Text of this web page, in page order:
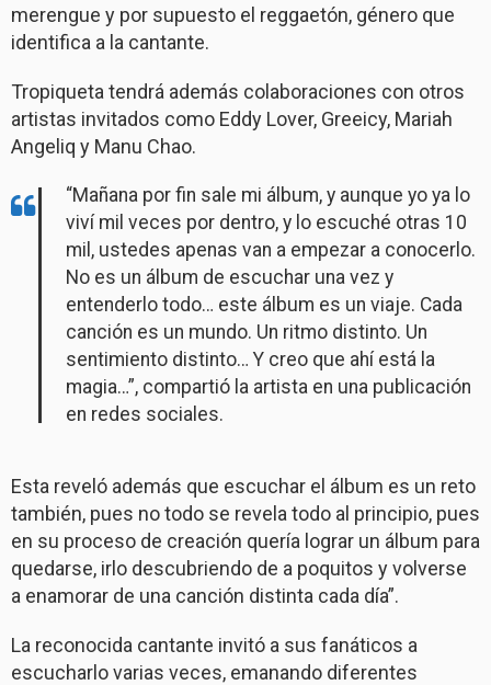
merengue y por supuesto el reggaetón, género que
identifica a la cantante.
Tropiqueta tendrá además colaboraciones con otros
artistas invitados como Eddy Lover, Greeicy, Mariah
Angeliq y Manu Chao.
“Mañana por fin sale mi álbum, y aunque yo ya lo
viví mil veces por dentro, y lo escuché otras 10
mil, ustedes apenas van a empezar a conocerlo.
No es un álbum de escuchar una vez y
entenderlo todo… este álbum es un viaje. Cada
canción es un mundo. Un ritmo distinto. Un
sentimiento distinto… Y creo que ahí está la
magia…”, compartió la artista en una publicación
en redes sociales.
Esta reveló además que escuchar el álbum es un reto
también, pues no todo se revela todo al principio, pues
en su proceso de creación quería lograr un álbum para
quedarse, irlo descubriendo de a poquitos y volverse
a enamorar de una canción distinta cada día”.
La reconocida cantante invitó a sus fanáticos a
escucharlo varias veces, emanando diferentes